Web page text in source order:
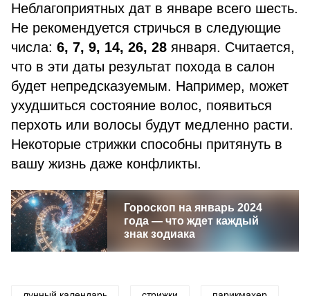
Неблагоприятных дат в январе всего шесть.
Не рекомендуется стричься в следующие
числа: 6, 7, 9, 14, 26, 28 января. Считается,
что в эти даты результат похода в салон
будет непредсказуемым. Например, может
ухудшиться состояние волос, появиться
перхоть или волосы будут медленно расти.
Некоторые стрижки способны притянуть в
вашу жизнь даже конфликты.
Гороскоп на январь 2024
года — что ждет каждый
знак зодиака